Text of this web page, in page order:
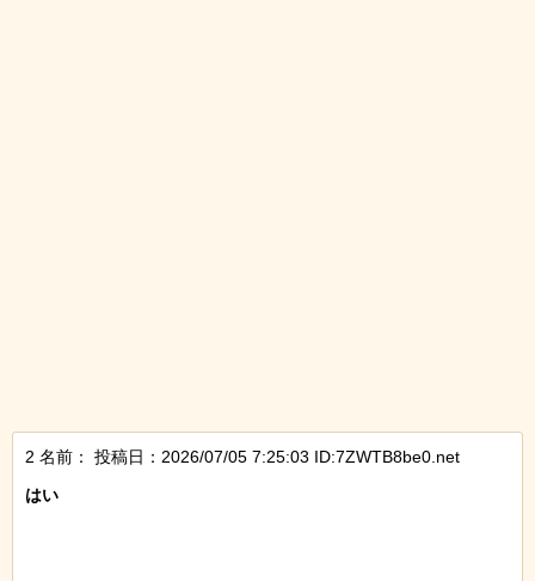
2 名前：
投稿日：2026/07/05 7:25:03 ID:7ZWTB8be0.net
はい